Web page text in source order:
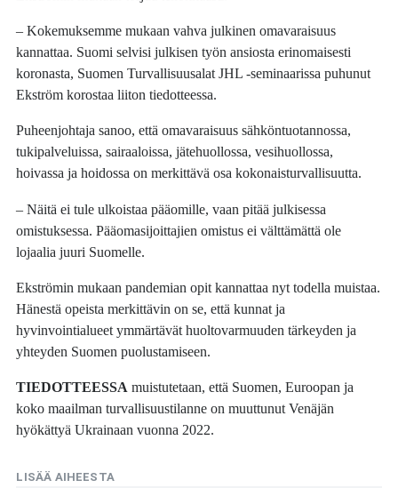
– Kokemuksemme mukaan vahva julkinen omavaraisuus
kannattaa. Suomi selvisi julkisen työn ansiosta erinomaisesti
koronasta, Suomen Turvallisuusalat JHL -seminaarissa puhunut
Ekström korostaa liiton tiedotteessa.
Puheenjohtaja sanoo, että omavaraisuus sähköntuotannossa,
tukipalveluissa, sairaaloissa, jätehuollossa, vesihuollossa,
hoivassa ja hoidossa on merkittävä osa kokonaisturvallisuutta.
– Näitä ei tule ulkoistaa pääomille, vaan pitää julkisessa
omistuksessa. Pääomasijoittajien omistus ei välttämättä ole
lojaalia juuri Suomelle.
Ekströmin mukaan pandemian opit kannattaa nyt todella muistaa.
Hänestä opeista merkittävin on se, että kunnat ja
hyvinvointialueet ymmärtävät huoltovarmuuden tärkeyden ja
yhteyden Suomen puolustamiseen.
TIEDOTTEESSA muistutetaan, että Suomen, Euroopan ja
koko maailman turvallisuustilanne on muuttunut Venäjän
hyökättyä Ukrainaan vuonna 2022.
LISÄÄ AIHEESTA